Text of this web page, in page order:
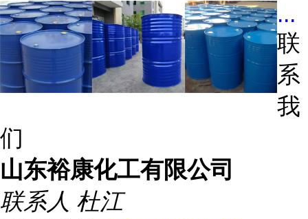
...
联
系
我
们
山东裕康化工有限公司
联系人 杜江